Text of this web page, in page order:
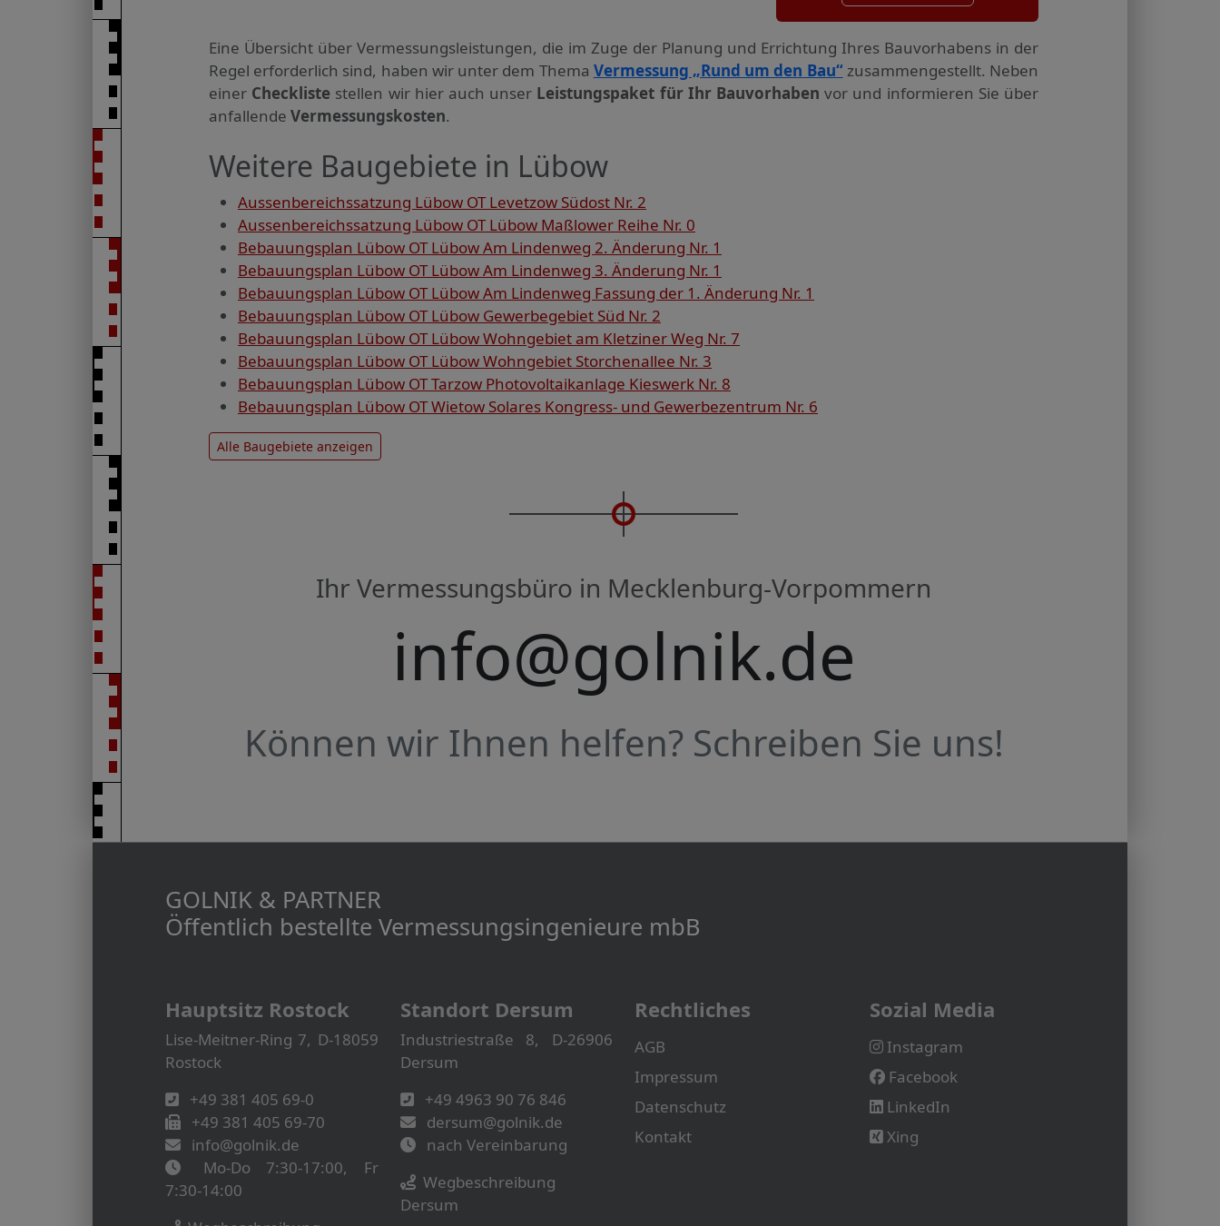
Eine Übersicht über Vermessungs­leistungen, die im Zuge der Planung und Errichtung Ihres Bauvorhabens in der
Regel erforderlich sind, haben wir unter dem Thema Vermessung „Rund um den Bau“zusammengestellt. Neben
einer Checkliste stellen wir hier auch unser Leistungspaket für Ihr Bauvorhaben vor und informieren Sie über
anfallende Vermessungskosten.
Weitere Baugebiete in Lübow
Aussenbereichssatzung Lübow OT Levetzow Südost Nr. 2
Aussenbereichssatzung Lübow OT Lübow Maßlower Reihe Nr. 0
Bebauungsplan Lübow OT Lübow Am Lindenweg 2. Änderung Nr. 1
Bebauungsplan Lübow OT Lübow Am Lindenweg 3. Änderung Nr. 1
Bebauungsplan Lübow OT Lübow Am Lindenweg Fassung der 1. Änderung Nr. 1
Bebauungsplan Lübow OT Lübow Gewerbegebiet Süd Nr. 2
Bebauungsplan Lübow OT Lübow Wohngebiet am Kletziner Weg Nr. 7
Bebauungsplan Lübow OT Lübow Wohngebiet Storchenallee Nr. 3
Bebauungsplan Lübow OT Tarzow Photovoltaikanlage Kieswerk Nr. 8
Bebauungsplan Lübow OT Wietow Solares Kongress- und Gewerbezentrum Nr. 6
Alle Baugebiete anzeigen
Ihr Vermessungsbüro in Mecklenburg-Vorpommern
info@golnik.de
Können wir Ihnen helfen? Schreiben Sie uns!
GOLNIK & PARTNER
Öffentlich bestellte Vermessungs­­ingenieure mbB
Hauptsitz Rostock
Lise-Meitner-Ring 7, D-18059
Rostock
+49 381 405 69-0
+49 381 405 69-70
info@golnik.de
Mo-Do 7:30-17:00, Fr
7:30-14:00
Standort Dersum
Industriestraße 8, D-26906
Dersum
+49 4963 90 76 846
dersum@golnik.de
nach Vereinbarung
Wegbeschreibung
Dersum
Rechtliches
AGB
Impressum
Datenschutz
Kontakt
Sozial Media
Instagram
Facebook
LinkedIn
Xing